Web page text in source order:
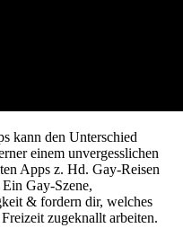
kann den Unterschied
einem unvergesslichen
Apps z. Hd. Gay-Reisen
Gay-Szene,
& fordern dir, welches
zugeknallt arbeiten.